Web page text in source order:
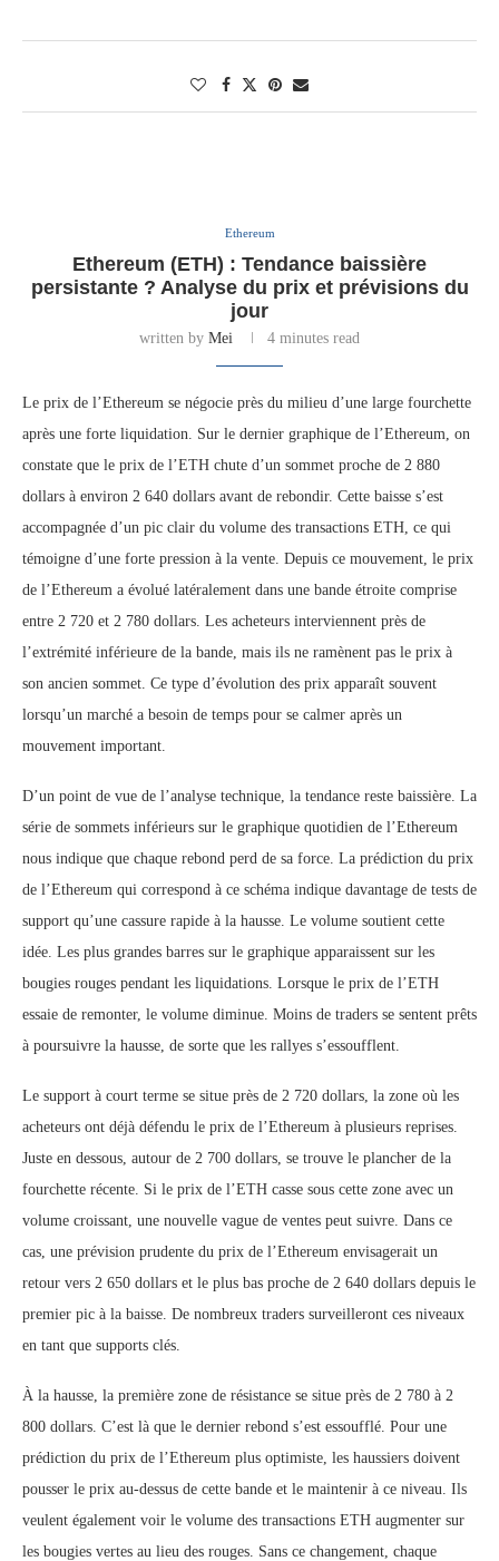
Ethereum
Ethereum (ETH) : Tendance baissière
persistante ? Analyse du prix et prévisions du
jour
written by Mei 4 minutes read
Le prix de l’Ethereum se négocie près du milieu d’une large fourchette
après une forte liquidation. Sur le dernier graphique de l’Ethereum, on
constate que le prix de l’ETH chute d’un sommet proche de 2 880
dollars à environ 2 640 dollars avant de rebondir. Cette baisse s’est
accompagnée d’un pic clair du volume des transactions ETH, ce qui
témoigne d’une forte pression à la vente. Depuis ce mouvement, le prix
de l’Ethereum a évolué latéralement dans une bande étroite comprise
entre 2 720 et 2 780 dollars. Les acheteurs interviennent près de
l’extrémité inférieure de la bande, mais ils ne ramènent pas le prix à
son ancien sommet. Ce type d’évolution des prix apparaît souvent
lorsqu’un marché a besoin de temps pour se calmer après un
mouvement important.
D’un point de vue de l’analyse technique, la tendance reste baissière. La
série de sommets inférieurs sur le graphique quotidien de l’Ethereum
nous indique que chaque rebond perd de sa force. La prédiction du prix
de l’Ethereum qui correspond à ce schéma indique davantage de tests de
support qu’une cassure rapide à la hausse. Le volume soutient cette
idée. Les plus grandes barres sur le graphique apparaissent sur les
bougies rouges pendant les liquidations. Lorsque le prix de l’ETH
essaie de remonter, le volume diminue. Moins de traders se sentent prêts
à poursuivre la hausse, de sorte que les rallyes s’essoufflent.
Le support à court terme se situe près de 2 720 dollars, la zone où les
acheteurs ont déjà défendu le prix de l’Ethereum à plusieurs reprises.
Juste en dessous, autour de 2 700 dollars, se trouve le plancher de la
fourchette récente. Si le prix de l’ETH casse sous cette zone avec un
volume croissant, une nouvelle vague de ventes peut suivre. Dans ce
cas, une prévision prudente du prix de l’Ethereum envisagerait un
retour vers 2 650 dollars et le plus bas proche de 2 640 dollars depuis le
premier pic à la baisse. De nombreux traders surveilleront ces niveaux
en tant que supports clés.
À la hausse, la première zone de résistance se situe près de 2 780 à 2
800 dollars. C’est là que le dernier rebond s’est essoufflé. Pour une
prédiction du prix de l’Ethereum plus optimiste, les haussiers doivent
pousser le prix au-dessus de cette bande et le maintenir à ce niveau. Ils
veulent également voir le volume des transactions ETH augmenter sur
les bougies vertes au lieu des rouges. Sans ce changement, chaque